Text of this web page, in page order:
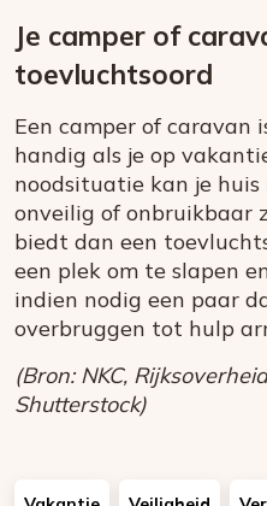
Je camper of
toevluchtsoord
Een camper of caravan
handig als je op
noodsituatie kan je
onveilig of onbruikbaar
biedt dan een
een plek om te slapen
indien nodig een paar
overbruggen tot hulp
(Bron: NKC,
Shutterstock)